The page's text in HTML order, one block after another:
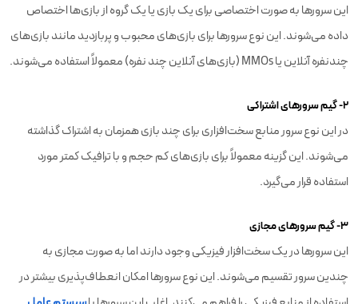
این سرورها به صورت اختصاصی برای یک بازی یا یک گروه از بازی‌ها اختصاص
داده می‌شوند. این نوع سرورها برای بازی‌های محبوب و پربازدید مانند بازی‌های
چندنفره آنلاین یا MMOs (بازی‌های آنلاین چند نفره) معمولاً استفاده می‌شوند.
۲- گیم سرورهای اشتراکی
در این نوع سرور منابع سخت‌افزاری برای چند بازی همزمان به اشتراک گذاشته
می‌شوند. این گزینه معمولاً برای بازی‌های کم حجم و با ترافیک کمتر مورد
استفاده قرار می‌گیرد.
۳- گیم سرورهای مجازی
این سرورها در یک سخت‌افزار فیزیکی وجود دارند اما به صورت مجازی به
چندین سرور تقسیم می‌شوند. این نوع سرورها امکان انعطاف‌پذیری بیشتر در